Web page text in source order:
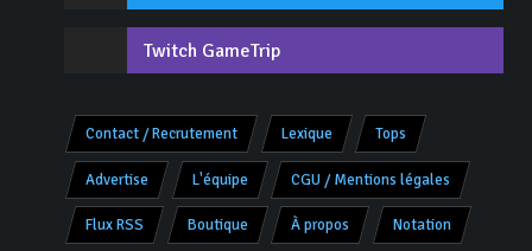
Twitch GameTrip
Contact / Recrutement Lexique Tops
Advertise L'équipe CGU / Mentions légales
Flux RSS Boutique À propos Notation